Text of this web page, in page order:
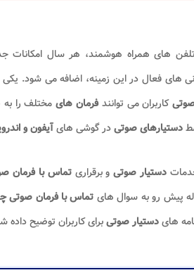
تلفن های همراه هوشمند، هر سال
های فعال در این زمینه، اضافه می شود. یکی
کاربران می توانندفرمان های مختلف را
دستیارهای صوتیدر گوشی هایآیفون و
دستیار صوتی و برقراری تماس با فرمان
پیش رو به سوال های تماس با فرمان صوتی
هایدستیار صوتیبرای کاربران توضیح